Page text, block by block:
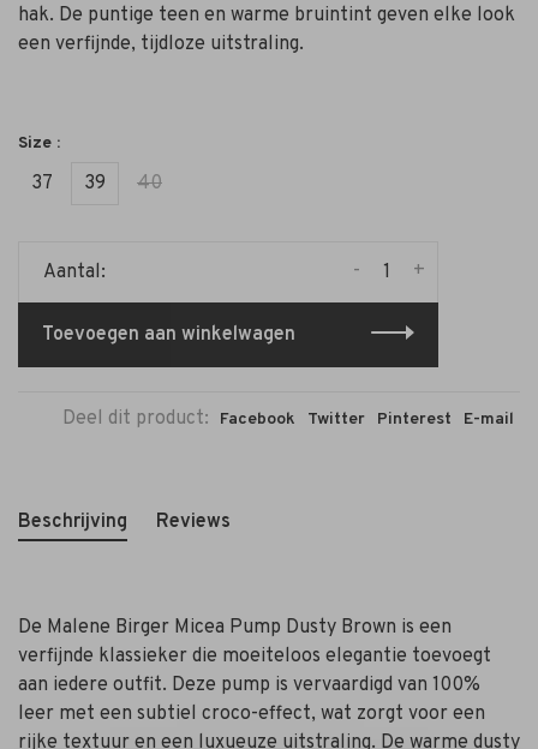
hak. De puntige teen en warme bruintint geven elke look
een verfijnde, tijdloze uitstraling.
Size :
37 39 40
Aantal: +
-
Toevoegen aan winkelwagen
Deel dit product: Facebook Twitter Pinterest E-mail
Beschrijving Reviews
De Malene Birger Micea Pump Dusty Brown is een
verfijnde klassieker die moeiteloos elegantie toevoegt
aan iedere outfit. Deze pump is vervaardigd van 100%
leer met een subtiel croco-effect, wat zorgt voor een
rijke textuur en een luxueuze uitstraling. De warme dusty